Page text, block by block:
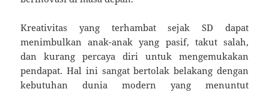
Kreativitas yang terhambat sejak SD dapat
menimbulkan anak-anak yang pasif, takut salah,
dan kurang percaya diri untuk mengemukakan
pendapat. Hal ini sangat bertolak belakang dengan
kebutuhan dunia modern yang menuntut